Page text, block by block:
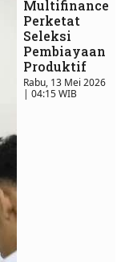
Multifinance
Perketat
Seleksi
Pembiayaan
Produktif
Rabu, 13 Mei 2026
| 04:15 WIB